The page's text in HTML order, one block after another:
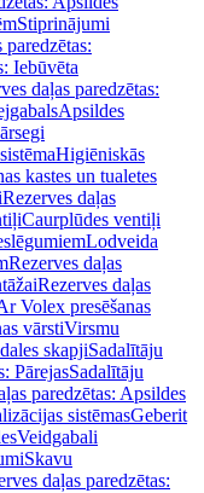
Stiprinājumi
paredzētas:
Iebūvēta
daļas paredzētas:
Apsildes
Higiēniskās
kastes un tualetes
Rezerves daļas
Caurplūdes ventiļi
Lodveida
Rezerves daļas
Rezerves daļas
Volex presēšanas
vārstiVirsmu
skapjiSadalītāju
PārejasSadalītāju
paredzētas: Apsildes
sistēmasGeberit
Veidgabali
Skavu
daļas paredzētas: